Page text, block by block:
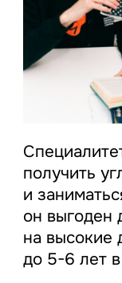
получить
и
он выгоден
на высокие
до 5-6 лет